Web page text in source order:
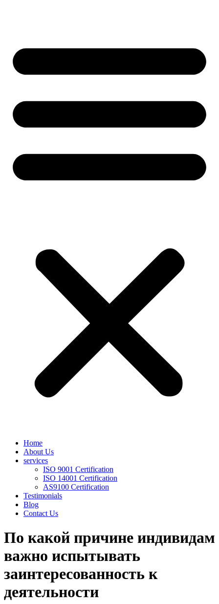
Home
About Us
services
ISO 9001 Certification
ISO 14001 Certification
AS9100 Certification
Testimonials
Blog
Contact Us
По какой причине индивидам
важно испытывать
заинтересованность к
деятельности